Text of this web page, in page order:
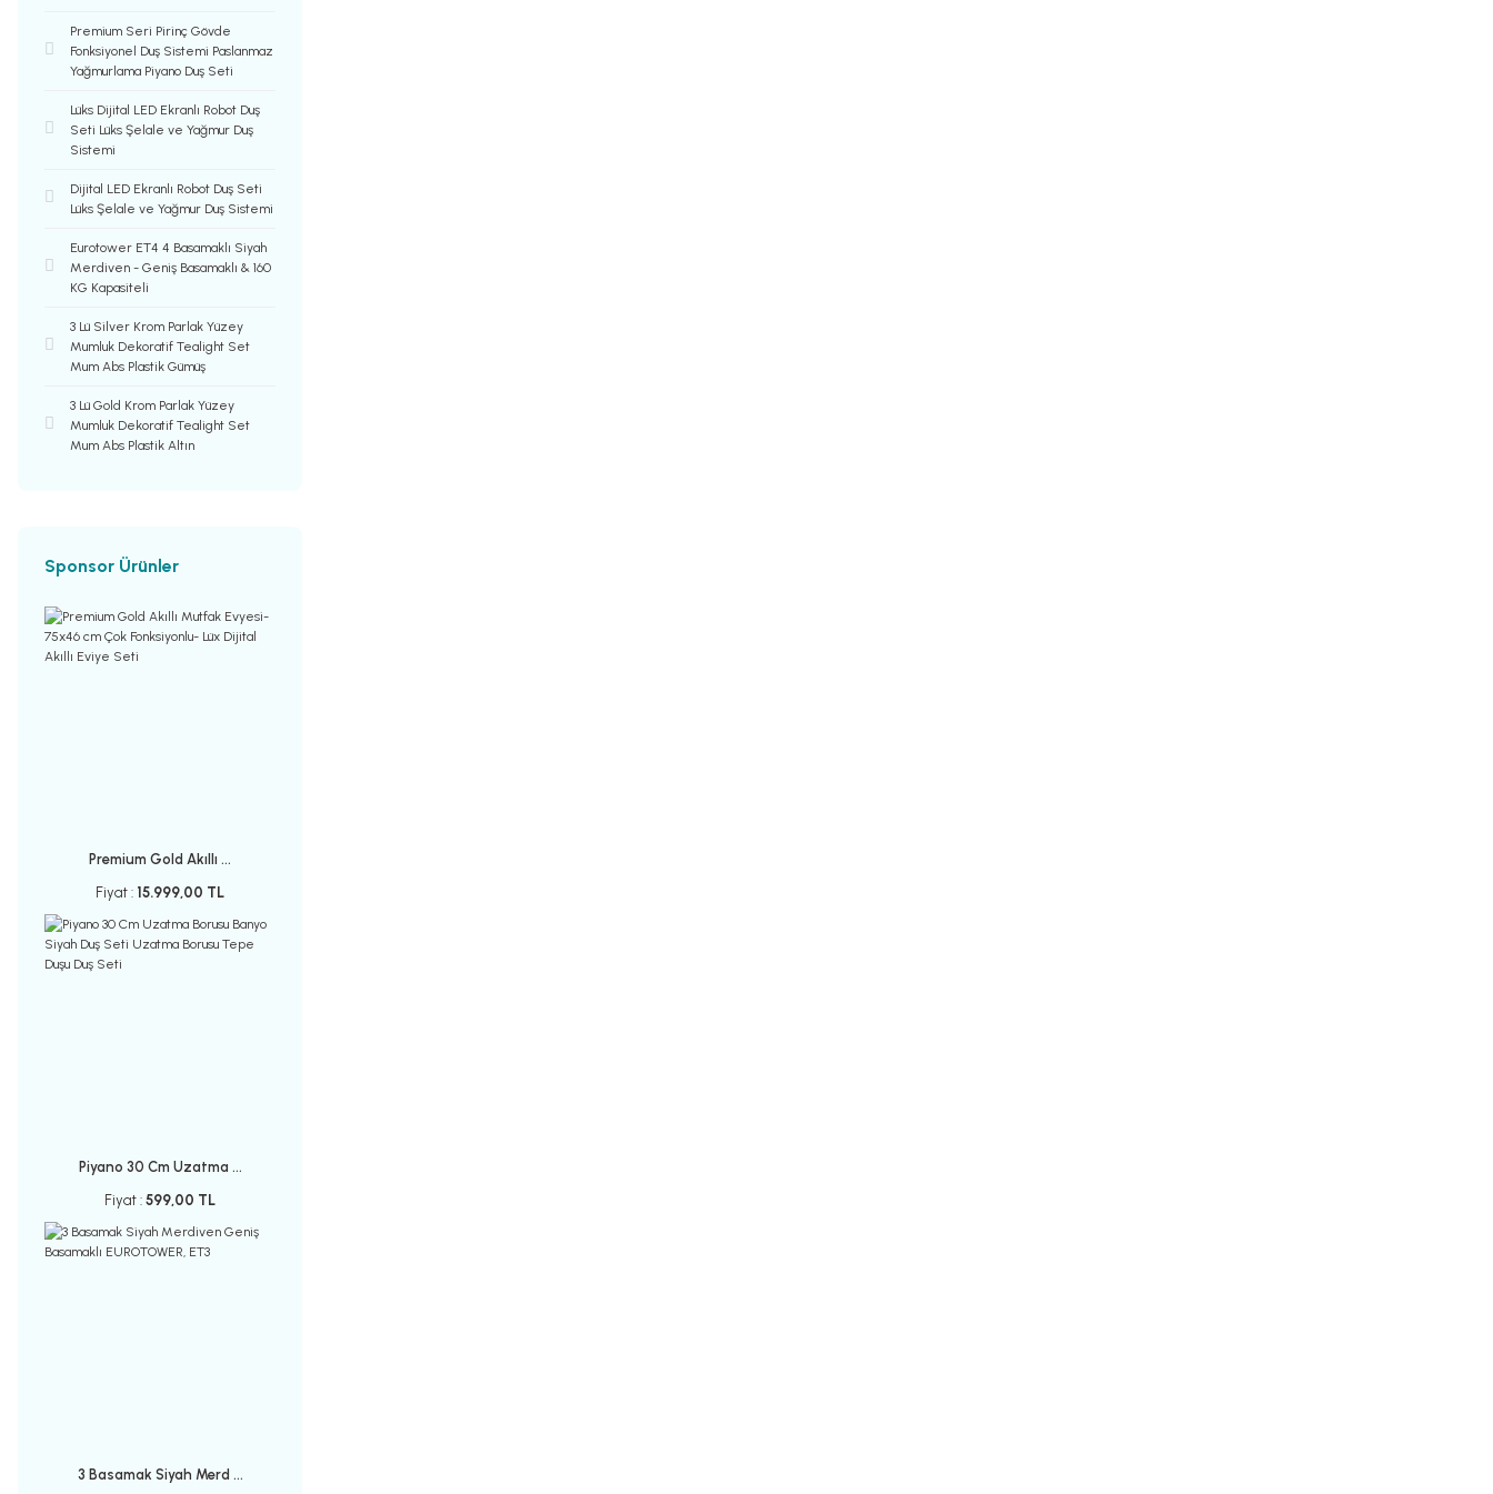
Premium Seri Pirinç Gövde
Fonksiyonel Duş Sistemi Paslanmaz
Yağmurlama Piyano Duş Seti
Lüks Dijital LED Ekranlı Robot Duş
Seti Lüks Şelale ve Yağmur Duş
Sistemi
Dijital LED Ekranlı Robot Duş Seti
Lüks Şelale ve Yağmur Duş Sistemi
Eurotower ET4 4 Basamaklı Siyah
Merdiven - Geniş Basamaklı & 160
KG Kapasiteli
3 Lü Silver Krom Parlak Yüzey
Mumluk Dekoratif Tealight Set
Mum Abs Plastik Gümüş
3 Lü Gold Krom Parlak Yüzey
Mumluk Dekoratif Tealight Set
Mum Abs Plastik Altın
Sponsor Ürünler
Premium Gold Akıllı ...
Fiyat : 15.999,00 TL
Piyano 30 Cm Uzatma ...
Fiyat : 599,00 TL
3 Basamak Siyah Merd ...